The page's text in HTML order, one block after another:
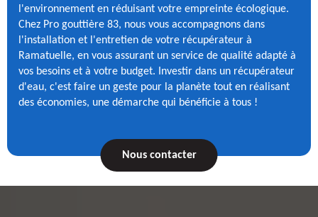
l'environnement en réduisant votre empreinte écologique.
Chez Pro gouttière 83, nous vous accompagnons dans
l'installation et l'entretien de votre récupérateur à
Ramatuelle, en vous assurant un service de qualité adapté à
vos besoins et à votre budget. Investir dans un récupérateur
d'eau, c'est faire un geste pour la planète tout en réalisant
des économies, une démarche qui bénéficie à tous !
Nous contacter